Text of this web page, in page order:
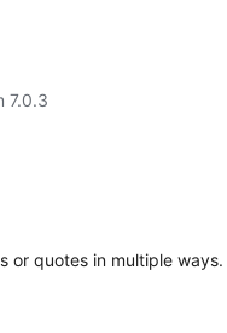
7.0.3
or quotes in multiple ways.